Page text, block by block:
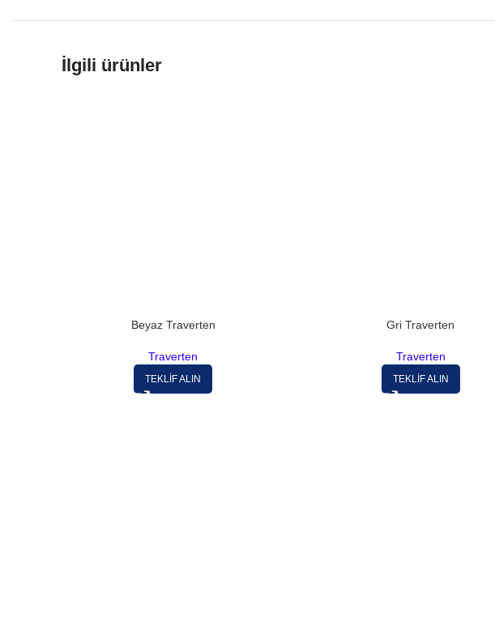
İlgili ürünler
Beyaz Traverten
Traverten
TEKLİF ALIN
Gri Traverten
Traverten
TEKLİF ALIN